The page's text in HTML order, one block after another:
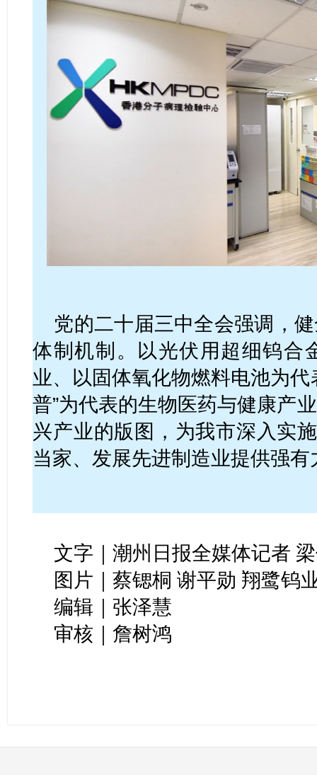
党的二十届三中全会强调，
体制机制。以光伏用超细钨合
业、以固体氧化物燃料电池为
普”为代表的生物医药与健康产
兴产业的版图，为我市深入实
当家、发展先进制造业提供强有
文字｜潮州日报全媒体记者
图片｜蔡锶桐 谢平勋 翔鹭钨
编辑｜张泽慧
审核｜詹树鸿